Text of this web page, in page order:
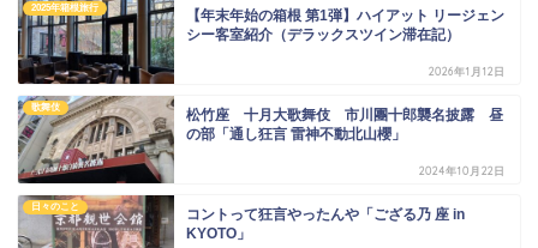
2025年箱根旅行
【年末年始の箱根 第1弾】ハイアット リージェン
シー客室紹介（デラックスツイン滞在記）
2026年1月12日
歌舞伎
松竹座 十月大歌舞伎 市川團十郎襲名披露 昼
の部「通し狂言 雷神不動北山櫻」
2024年10月22日
日々のこと
コントって狂言やったんや「ござる乃 座 in
KYOTO」